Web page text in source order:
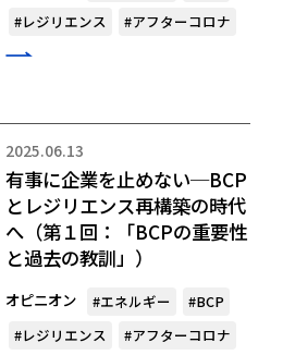
#レジリエンス
#アフターコロナ
2025.06.13
有事に企業を止めない─BCP
とレジリエンス再構築の時代
へ（第１回：「BCPの重要性
と過去の教訓」）
オピニオン #エネルギー
#BCP
#レジリエンス
#アフターコロナ